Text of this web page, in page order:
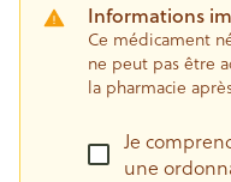
Informations
Ce médicament
ne peut pas être
la pharmacie
Je
une